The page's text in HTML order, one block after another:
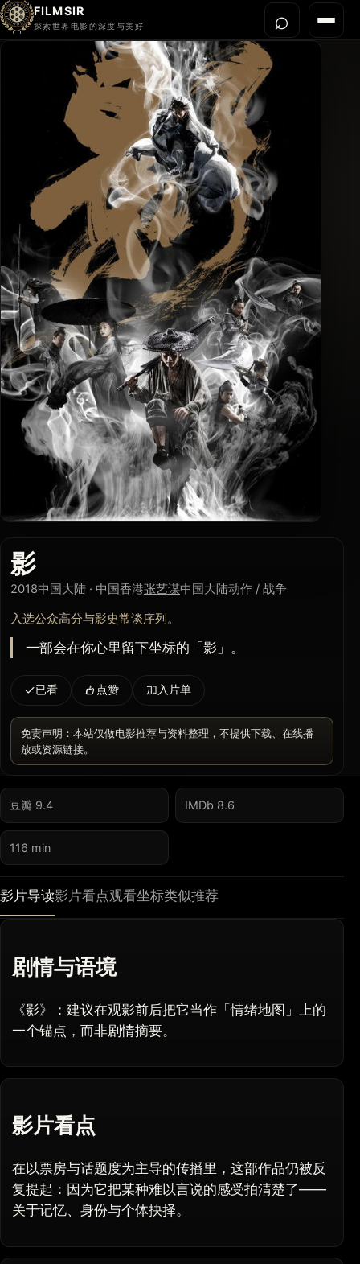
FILMSIR
探索世界电影的深度与美好 菜单
影评与解读
关于我们
⌕打开
影
2018中国大陆 · 中国香港张艺谋中国大陆动作 / 战争
入选公众高分与影史常谈序列。
一部会在你心里留下坐标的「影」。
已看 点赞 加入片单
免责声明：本站仅做电影推荐与资料整理，不提供下载、在线播
放或资源链接。
豆瓣 9.4 IMDb 8.6
116 min
影片导读影片看点观看坐标类似推荐
剧情与语境
《影》：建议在观影前后把它当作「情绪地图」上的
一个锚点，而非剧情摘要。
影片看点
在以票房与话题度为主导的传播里，这部作品仍被反
复提起：因为它把某种难以言说的感受拍清楚了——
关于记忆、身份与个体抉择。